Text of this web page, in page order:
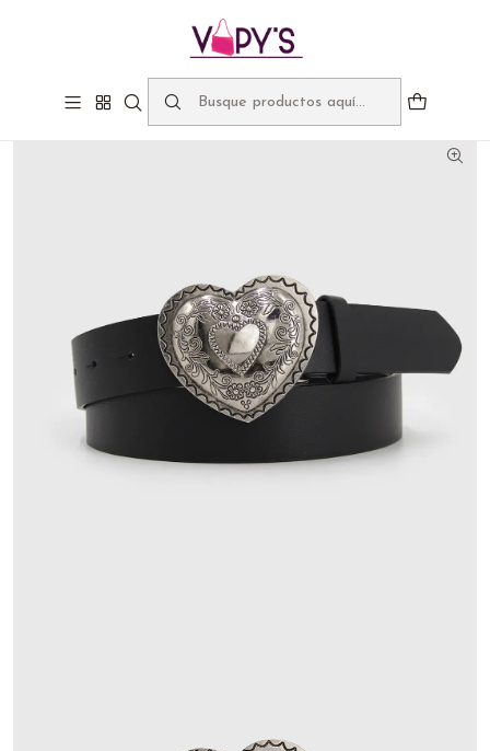
Bienvenidos a Vapy's, despachos gratis sobre $60.000